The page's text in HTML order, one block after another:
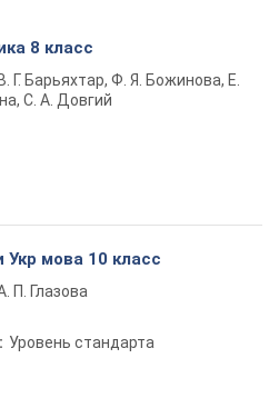
8 класс
В. Г. Барьяхтар, Ф. Я. Божинова, Е.
С. А. Довгий
Укр мова 10 класс
П. Глазова
Уровень стандарта